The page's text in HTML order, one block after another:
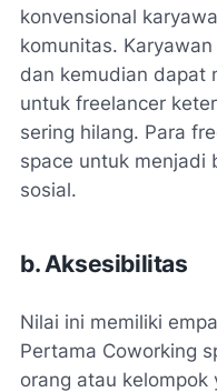
konvensional
komunitas.
dan kemudian dapat
untuk freelancer
sering hilang. Para
space untuk menjadi
sosial.
b. Aksesibilitas
Nilai ini memiliki
Pertama Coworking
orang atau kelompok